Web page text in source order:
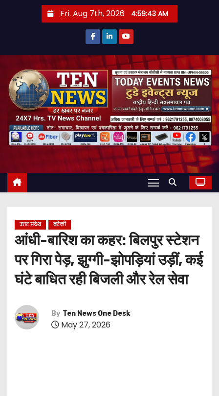
t
Fri. Aug 7th, 2026 4:59:44 AM
उत्तर प्रदेश बरेली
आंधी-बारिश का कहर: बिलपुर स्टेशन
पर गिरा पेड़, झुग्गी-झोपड़ियां उड़ीं, कई
घंटे बाधित रही बिजली और रेल सेवा
By Ten News One Desk
May 27, 2026